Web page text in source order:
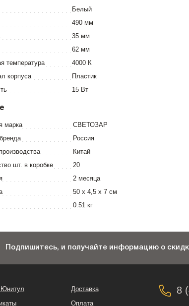
Белый
490 мм
35 мм
62 мм
температура
4000 К
корпуса
Пластик
15 Вт
марка
СВЕТОЗАР
Россия
Китай
шт. в коробке
20
2 месяца
50 x 4,5 x 7 см
0.51 кг
Подпишитесь, и получайте информацию о
Доставка
Оплата
8